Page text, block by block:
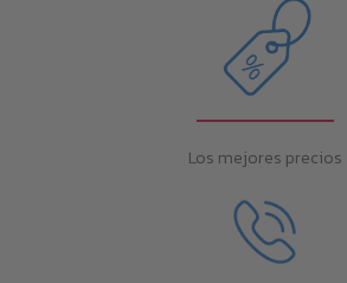
Los mejores precios